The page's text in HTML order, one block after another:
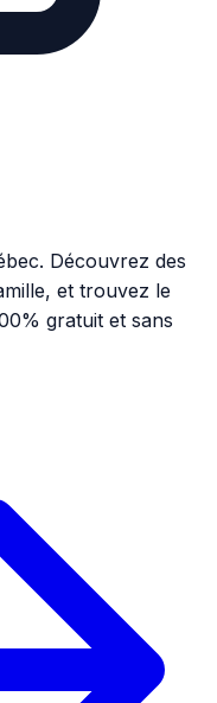
Découvrez des
et trouvez le
gratuit et sans